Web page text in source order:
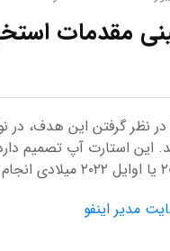
مقدمات
نظر گرفتن این هدف،
مدیر اینفو